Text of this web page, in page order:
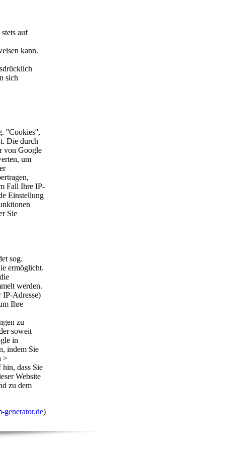
auf
kann.
sich
''Cookies'',
Die durch
von Google
um
Fall Ihre IP-
Einstellung
Sie
sog.
ermöglicht.
werden.
IP-Adresse)
Ihre
zu
soweit
in
indem Sie
>
dass Sie
Website
zu dem
generator.de)